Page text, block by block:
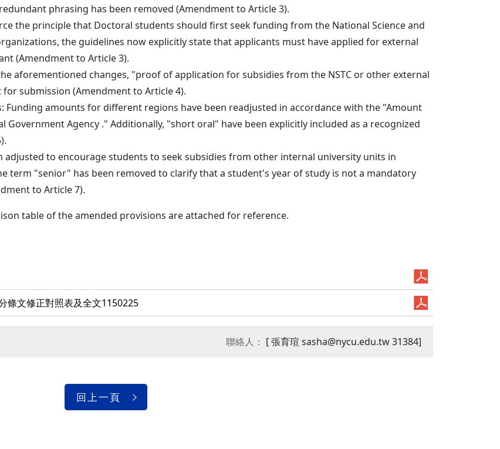
phrasing has been removed (Amendment to Article 3).
the principle that Doctoral students should first seek funding from the National Science and
the guidelines now explicitly state that applicants must have applied for external
(Amendment to Article 3).
aforementioned changes, "proof of application for subsidies from the NSTC or other external
submission (Amendment to Article 4).
Funding amounts for different regions have been readjusted in accordance with the "Amount
Government Agency ." Additionally, "short oral" have been explicitly included as a recognized
adjusted to encourage students to seek subsidies from other internal university units in
term "senior" has been removed to clarify that a student's year of study is not a mandatory
to Article 7).
table of the amended provisions are attached for reference.
條文修正對照表及全文1150225
聯絡人： [ 張育瑄 sasha@nycu.edu.tw 31384]
回上一頁